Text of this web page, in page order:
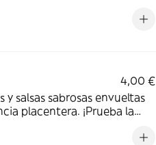
4,00 €
y salsas sabrosas envueltas
placentera. ¡Prueba la